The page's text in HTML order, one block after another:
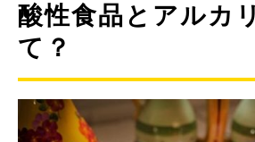
酸性食品とアルカ
て？